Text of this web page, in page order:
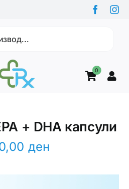
0
+ DHA капсули
ден